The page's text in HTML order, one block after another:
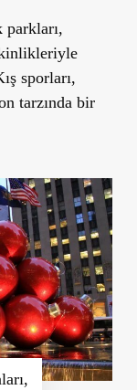
parkları,
sporları,
tarzında bir